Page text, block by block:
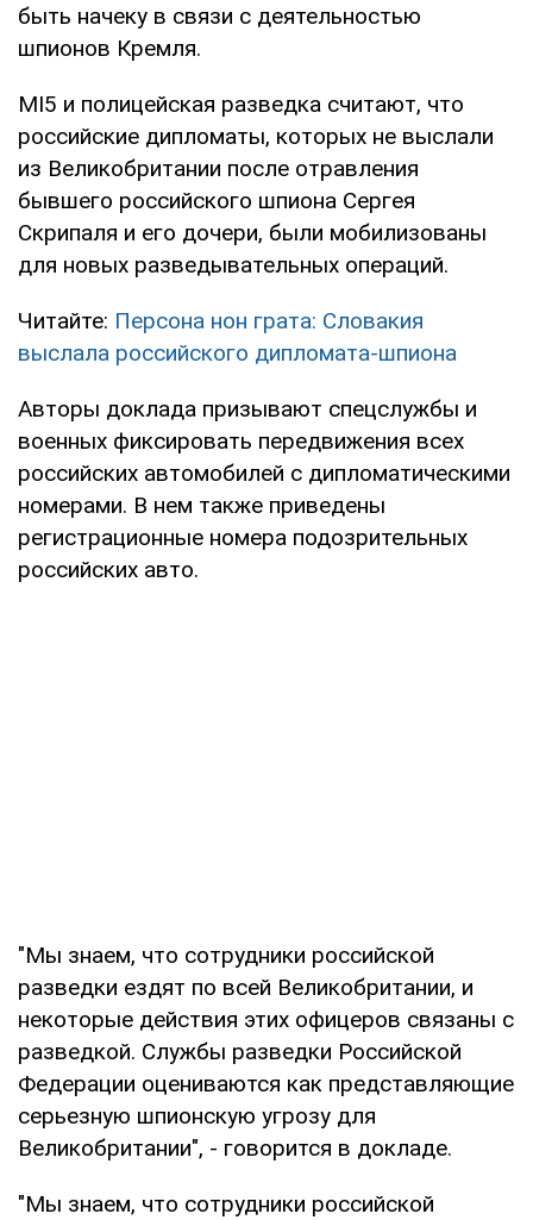
быть начеку в связи с деятельностью
шпионов Кремля.
MI5 и полицейская разведка считают, что
российские дипломаты, которых не выслали
из Великобритании после отравления
бывшего российского шпиона Сергея
Скрипаля и его дочери, были мобилизованы
для новых разведывательных операций.
Читайте: Персона нон грата: Словакия
выслала российского дипломата-шпиона
Авторы доклада призывают спецслужбы и
военных фиксировать передвижения всех
российских автомобилей с дипломатическими
номерами. В нем также приведены
регистрационные номера подозрительных
российских авто.
"Мы знаем, что сотрудники российской
разведки ездят по всей Великобритании, и
некоторые действия этих офицеров связаны с
разведкой. Службы разведки Российской
Федерации оцениваются как представляющие
серьезную шпионскую угрозу для
Великобритании", - говорится в докладе.
"Мы знаем, что сотрудники российской